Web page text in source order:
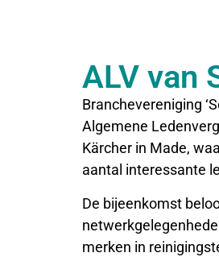
ALV van
Branchevereniging
Algemene
Kärcher in Made,
aantal interessante
De bijeenkomst
merken in